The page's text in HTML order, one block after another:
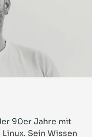
90er Jahre mit
Sein Wissen